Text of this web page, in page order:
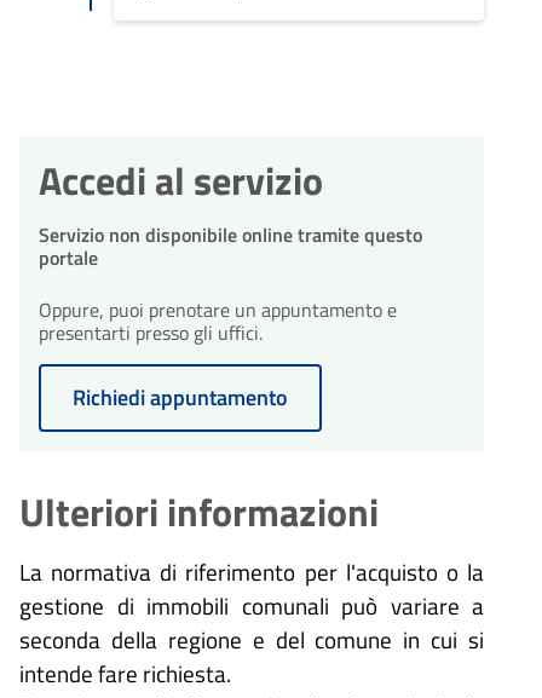
Accedi al servizio
Servizio non disponibile online tramite questo
portale
Oppure, puoi prenotare un appuntamento e
presentarti presso gli uffici.
Richiedi appuntamento
Ulteriori informazioni
La normativa di riferimento per l'acquisto o la
gestione di immobili comunali può variare a
seconda della regione e del comune in cui si
intende fare richiesta.